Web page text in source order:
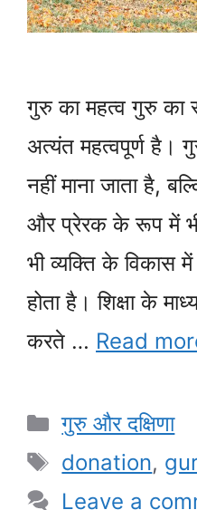
गुरु का महत्व गुरु का
अत्यंत महत्वपूर्ण है।
नहीं माना जाता है,
और प्रेरक के रूप में
भी व्यक्ति के विकास
होता है। शिक्षा के
करते … Read
Categories
गुरु और दक्षिणा
Tags
donation,
Leave a